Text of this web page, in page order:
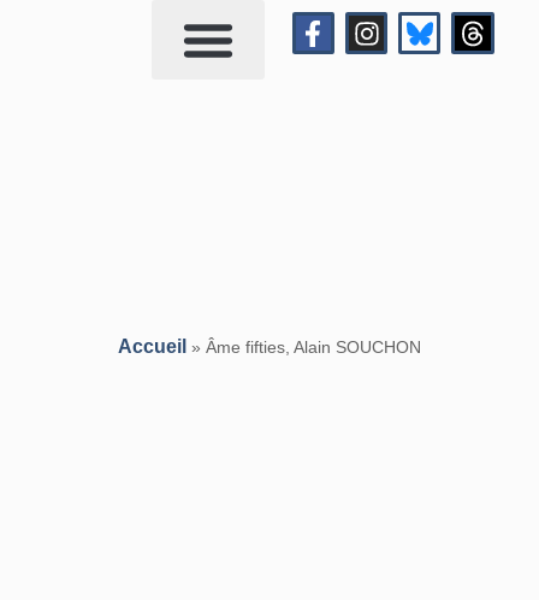
Accueil » Âme fifties, Alain SOUCHON